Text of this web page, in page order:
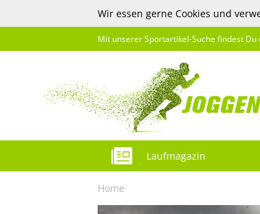
Wir essen gerne Cookies und
Mit unserer Sportartikel-Suche findest
Laufmagazin
Home